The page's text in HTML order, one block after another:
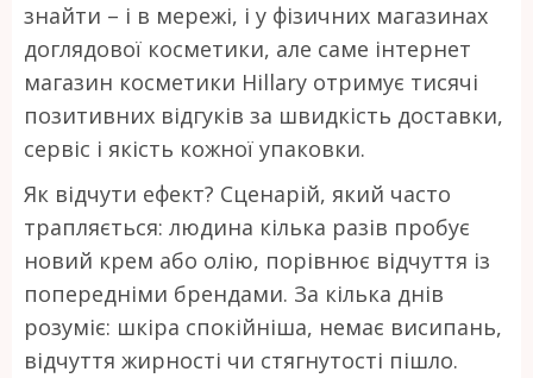
знайти – і в мережі, і у фізичних магазинах
доглядової косметики, але саме інтернет
магазин косметики Hillary отримує тисячі
позитивних відгуків за швидкість доставки,
сервіс і якість кожної упаковки.
Як відчути ефект? Сценарій, який часто
трапляється: людина кілька разів пробує
новий крем або олію, порівнює відчуття із
попередніми брендами. За кілька днів
розуміє: шкіра спокійніша, немає висипань,
відчуття жирності чи стягнутості пішло.